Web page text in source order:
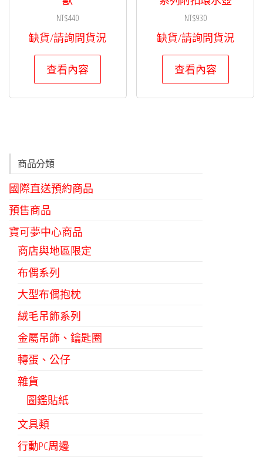
NT$440
缺貨/請詢問貨況
查看內容
NT$930
缺貨/請詢問貨況
查看內容
商品分類
國際直送預約商品
預售商品
寶可夢中心商品
商店與地區限定
布偶系列
大型布偶抱枕
絨毛吊飾系列
金屬吊飾、鑰匙圈
轉蛋、公仔
雜貨
圖鑑貼紙
文具類
行動PC周邊